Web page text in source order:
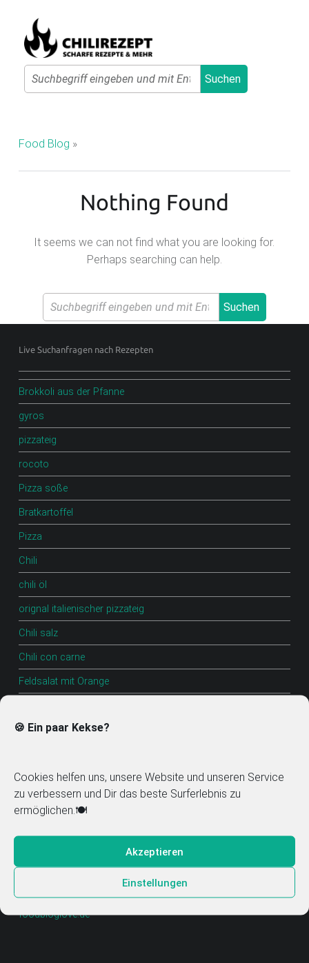
🍪 Ein paar Kekse?
Cookies helfen uns, unsere Website und unseren Service
zu verbessern und Dir das beste Surferlebnis zu
ermöglichen.🍽️
Akzeptieren
Einstellungen
Search
Suchen
I
Z
.
D
E
F
O
O
D
B
L
O
G
Scharfe Rezepte und mehr | Chilirezept.de
Food Blog »
Nothing Found
It seems we can not find what you are looking for.
Perhaps searching can help.
Suchen
Footer sidebar
Live Suchanfragen nach Rezepten
Brokkoli aus der Pfanne
gyros
pizzateig
rocoto
Pizza soße
Bratkartoffel
Pizza
Chili
chili öl
orignal italienischer pizzateig
Chili salz
Chili con carne
Feldsalat mit Orange
Griechischer Krautsalat
Salz
Mitglied im Food Blog Verzeichnis
foodbloglove.de